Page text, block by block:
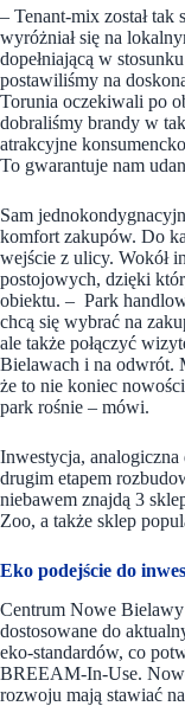
– Tenant-mix został
wyróżniał się na
dopełniającą w
postawiliśmy na
Torunia oczekiwali po
dobraliśmy brandy w
atrakcyjne
To gwarantuje nam
Sam
komfort zakupów. Do
wejście z ulicy. Wokół
postojowych, dzięki
obiektu. – Park
chcą się wybrać na
ale także połączyć
Bielawach i na odwrót.
że to nie koniec
park rośnie – mówi.
Inwestycja, analogiczna
drugim etapem
niebawem znajdą 3
Zoo, a także sklep
Eko podejście do
Centrum Nowe Bielawy
dostosowane do
eko-standardów, co
BREEAM-In-Use.
rozwoju mają stawiać